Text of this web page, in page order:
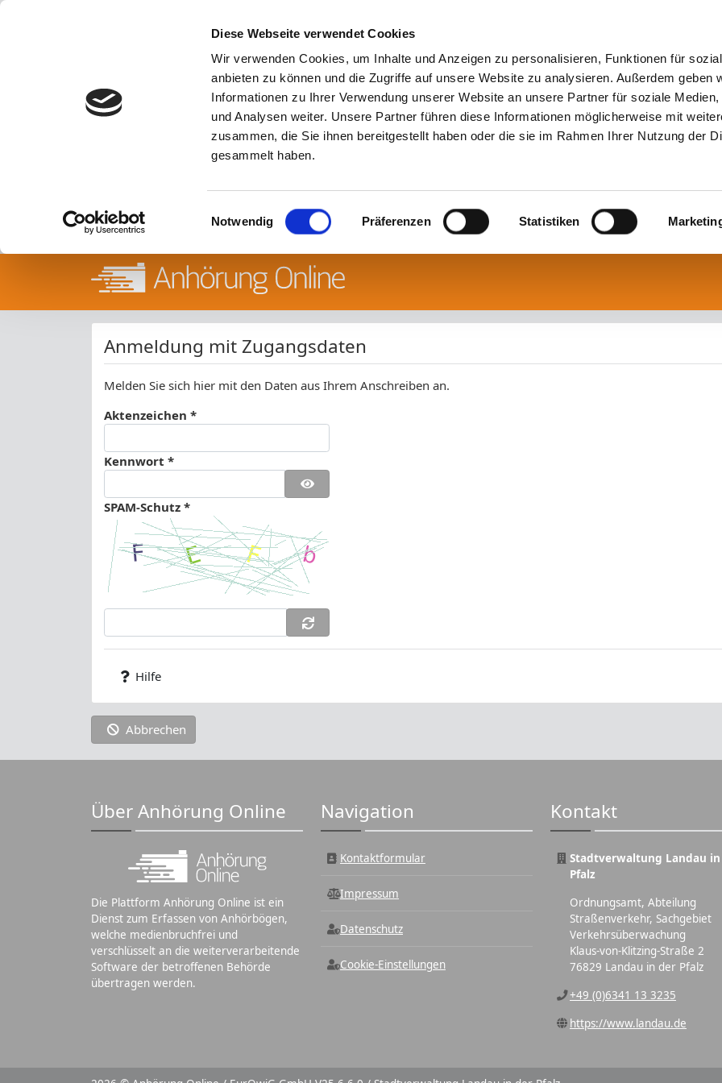
Diese Webseite verwendet Cookies
Wir verwenden Cookies, um Inhalte und Anzeigen zu personalisieren, Funktionen für
anbieten zu können und die Zugriffe auf unsere Website zu analysieren. Außerdem geben
Informationen zu Ihrer Verwendung unserer Website an unsere Partner für soziale Medien,
und Analysen weiter. Unsere Partner führen diese Informationen möglicherweise mit
zusammen, die Sie ihnen bereitgestellt haben oder die sie im Rahmen Ihrer Nutzung der
gesammelt haben.
Einwilligungsauswahl
Notwendig Präferenzen Statistiken
Anmeldung mit Zugangsdaten
Melden Sie sich hier mit den Daten aus Ihrem Anschreiben an.
Aktenzeichen *
Kennwort *
SPAM-Schutz *
Hilfe
Abbrechen
Über Anhörung Online
Die Plattform Anhörung Online ist ein
Dienst zum Erfassen von Anhörbögen,
welche medienbruchfrei und
verschlüsselt an die weiterverarbeitende
Software der betroffenen Behörde
übertragen werden.
Navigation
Kontaktformular
Impressum
Datenschutz
Cookie-Einstellungen
Kontakt
Stadtverwaltung Landau
Pfalz
Ordnungsamt, Abteilung
Straßenverkehr, Sachgebiet
Verkehrsüberwachung
Klaus-von-Klitzing-Straße 2
76829 Landau in der Pfalz
+49 (0)6341 13 3235
https://www.landau.de